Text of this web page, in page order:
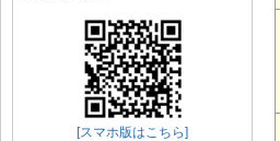
[スマホ版はこちら]